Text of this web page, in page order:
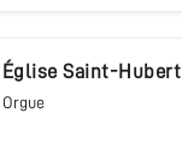
église Saint-Hubert
Orgue